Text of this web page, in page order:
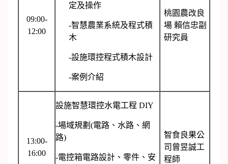
09:00-
12:00
定及操作
-智慧農業系統及程式積
木
-設施環控程式積木設計
-案例介紹
桃園農改良
場 賴信忠副
研究員
13:00-
16:00
設施智慧環控水電工程 DIY
-場域規劃(電路、水路、網
路)
-電控箱電路設計、零件、安
智食良果公
司曾昱誠工
程師